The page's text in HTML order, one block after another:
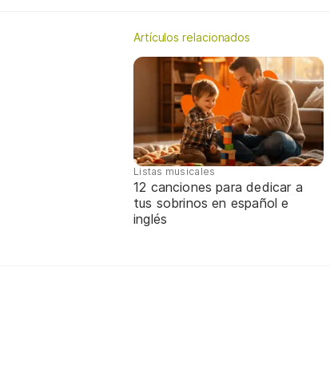
Artículos relacionados
Listas musicales
12 canciones para dedicar a
tus sobrinos en español e
inglés